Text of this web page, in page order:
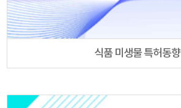
식품 미생물 특허동향